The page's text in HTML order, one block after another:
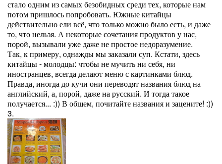
стало одним из самых безобидных среди тех, которые нам
потом пришлось попробовать. Южные китайцы
действительно ели всё, что только можно было есть, и даже
то, что нельзя. А некоторые сочетания продуктов у нас,
порой, вызывали уже даже не простое недоразумение.
Так, к примеру, однажды мы заказали суп. Кстати, здесь
китайцы - молодцы: чтобы не мучить ни себя, ни
иностранцев, всегда делают меню с картинками блюд.
Правда, иногда до кучи они переводят названия блюд на
английский, а, порой, даже на русский. И тогда такое
получается... :)) В общем, почитайте названия и зацените! :))
3.